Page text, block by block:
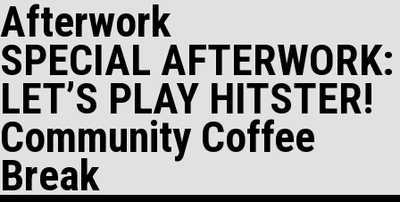
Afterwork
SPECIAL AFTERWORK:
LET’S PLAY HITSTER!
Community Coffee
Break